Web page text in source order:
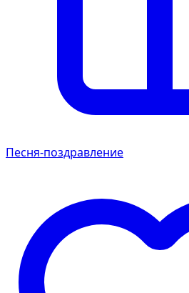
Песня-поздравление